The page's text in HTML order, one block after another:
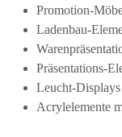
Promotion-
Ladenbau-
Präsentations-
Leucht-Displays
Acrylelemente